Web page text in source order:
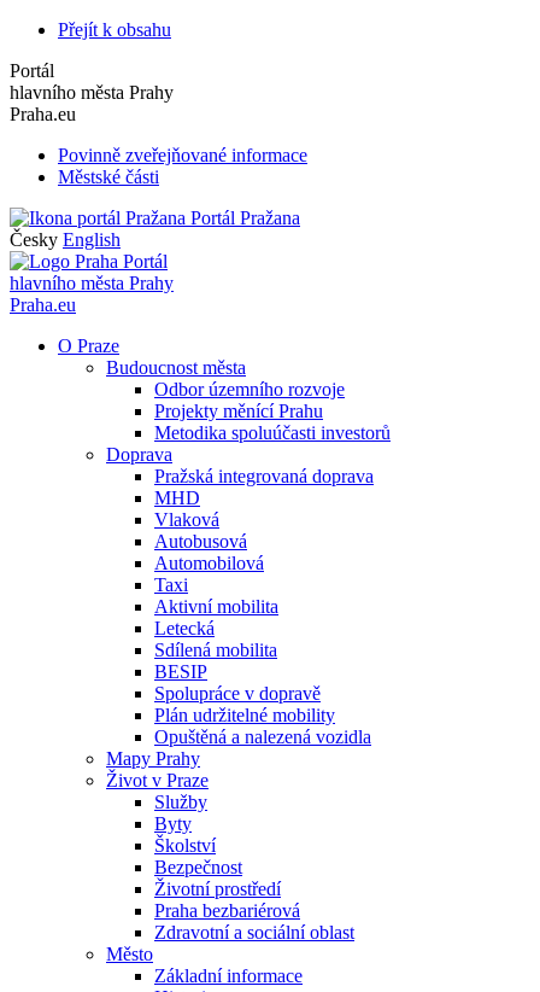
Přejít k obsahu
Portál
hlavního města Prahy
Praha.eu
Povinně zveřejňované informace
Městské části
Portál Pražana
Česky English
Portál
hlavního města Prahy
Praha.eu
O Praze
Budoucnost města
Odbor územního rozvoje
Projekty měnící Prahu
Metodika spoluúčasti investorů
Doprava
Pražská integrovaná doprava
MHD
Vlaková
Autobusová
Automobilová
Taxi
Aktivní mobilita
Letecká
Sdílená mobilita
BESIP
Spolupráce v dopravě
Plán udržitelné mobility
Opuštěná a nalezená vozidla
Mapy Prahy
Život v Praze
Služby
Byty
Školství
Bezpečnost
Životní prostředí
Praha bezbariérová
Zdravotní a sociální oblast
Město
Základní informace